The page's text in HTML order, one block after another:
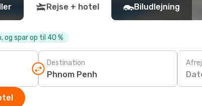
Rejse + hotel Biludlejning
og spar op til 40 %
Destination